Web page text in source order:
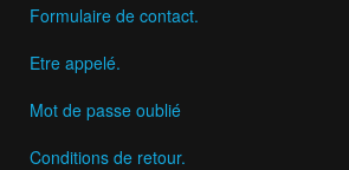
Formulaire de contact.
Etre appelé.
Mot de passe oublié
Conditions de retour.